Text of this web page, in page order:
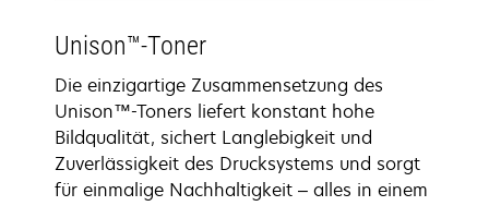
Unison™-Toner
Die einzigartige Zusammensetzung des
Unison™-Toners liefert konstant hohe
Bildqualität, sichert Langlebigkeit und
Zuverlässigkeit des Drucksystems und sorgt
für einmalige Nachhaltigkeit – alles in einem